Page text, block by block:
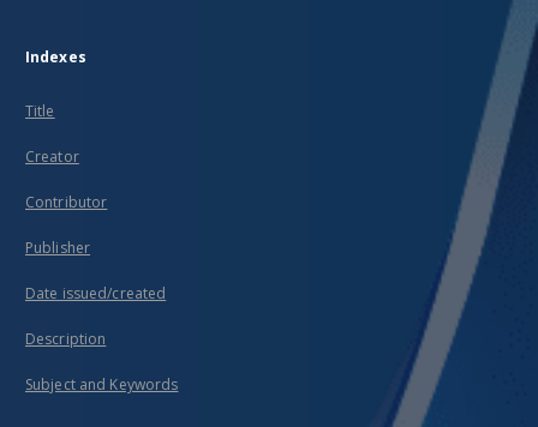
Indexes
Title
Creator
Contributor
Publisher
Date issued/created
Description
Subject and Keywords